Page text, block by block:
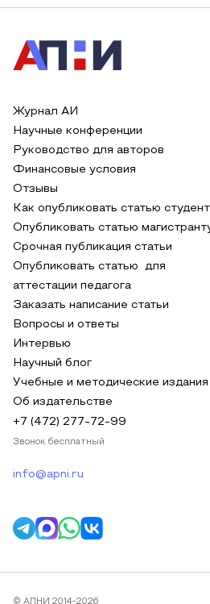
Журнал АИ
Научные конференции
Руководство для авторов
Финансовые условия
Отзывы
Как опубликовать статью
Опубликовать статью
Срочная публикация статьи
Опубликовать статью для
аттестации педагога
Заказать написание статьи
Вопросы и ответы
Интервью
Научный блог
Учебные и методические издания
Об издательстве
+7 (472) 277-72-99
Звонок бесплатный
info@apni.ru
© АПНИ 2014-2026